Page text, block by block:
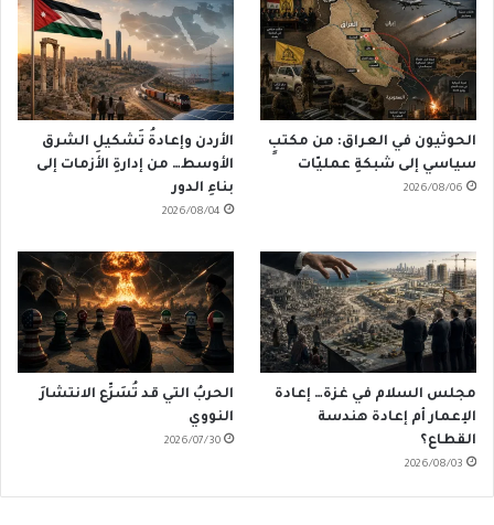
الحوثيون في العراق: من مكتبٍ
سياسي إلى شبكةِ عمليّات
2026/08/06
الأردن وإعادةُ تَشكيلِ الشرق
الأوسط… من إدارةِ الأزمات إلى
بناءِ الدور
2026/08/04
مجلس السلام في غزة… إعادة
الإعمار أم إعادة هندسة
القطاع؟
2026/08/03
الحربُ التي قد تُسَرِّع الانتشارَ
النووي
2026/07/30